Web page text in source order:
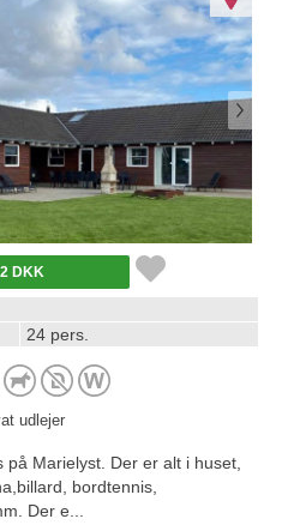
DKK
24 pers.
udlejer
Marielyst. Der er alt i huset,
bordtennis,
Der e...